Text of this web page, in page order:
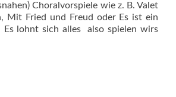
Choralvorspiele wie z. B. Valet
Mit Fried und Freud oder Es ist ein
Es lohnt sich alles  also spielen wirs